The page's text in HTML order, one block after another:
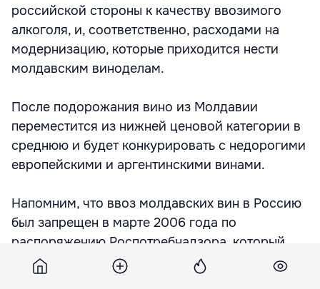
российской стороны к качеству ввозимого
алкоголя, и, соответственно, расходами на
модернизацию, которые приходится нести
молдавским виноделам.
После подорожания вино из Молдавии
переместится из нижней ценовой категории в
среднюю и будет конкурировать с недорогими
европейскими и аргентинскими винами.
Напомним, что ввоз молдавских вин в Россию
был запрещен в марте 2006 года по
распоряжению Роспотребнадзора, который
обнаружил в них некие вредные примеси.